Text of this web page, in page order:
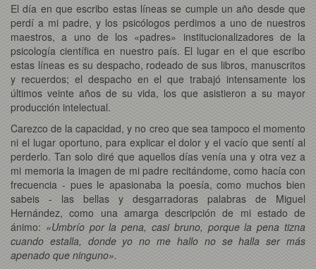
El día en que escribo estas líneas se cumple un año desde que
perdí a mi padre, y los psicólogos perdimos a uno de nuestros
maestros, a uno de los «padres» institucionalizadores de la
psicología científica en nuestro país. El lugar en el que escribo
estas líneas es su despacho, rodeado de sus libros, manuscritos
y recuerdos; el despacho en el que trabajó intensamente los
últimos veinte años de su vida, los que asistieron a su mayor
producción intelectual.
Carezco de la capacidad, y no creo que sea tampoco el momento
ni el lugar oportuno, para explicar el dolor y el vacío que sentí al
perderlo. Tan solo diré que aquellos días venía una y otra vez a
mi memoria la imagen de mi padre recitándome, como hacía con
frecuencia - pues le apasionaba la poesía, como muchos bien
sabeis - las bellas y desgarradoras palabras de Miguel
Hernández, como una amarga descripción de mi estado de
ánimo: «Umbrío por la pena, casi bruno, porque la pena tizna
cuando estalla, donde yo no me hallo no se halla ser más
apenado que ninguno».